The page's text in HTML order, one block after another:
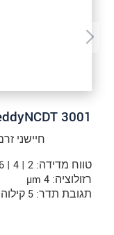
3001
חיישני
טווח מדידה: 2 | 4 | 6 | 8 מ"מ
רזולוציה: 4 µm
תגובת תדר: 5 קילוהרץ